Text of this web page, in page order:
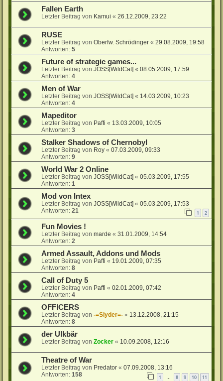
Fallen Earth
Letzter Beitrag von Kamui «26.12.2009, 23:22
RUSE
Letzter Beitrag vonOberfw. Schrödinger «29.08.2009, 19:58
Antworten:5
Future of strategic games...
Letzter Beitrag vonJOSS[WildCat] «08.05.2009, 17:59
Antworten:4
Men of War
Letzter Beitrag vonJOSS[WildCat] « 14.03.2009, 10:23
Antworten:4
Mapeditor
Letzter Beitrag von Paffi « 13.03.2009, 10:05
Antworten:3
Stalker Shadows of Chernobyl
Letzter Beitrag von Roy «07.03.2009, 09:33
Antworten:9
World War 2 Online
Letzter Beitrag vonJOSS[WildCat] «05.03.2009, 17:55
Antworten:1
Mod von Intex
Letzter Beitrag vonJOSS[WildCat] «05.03.2009, 17:53
Antworten:21 1 2
Fun Movies !
Letzter Beitrag vonmarde «31.01.2009, 14:54
Antworten:2
Armed Assault, Addons und Mods
Letzter Beitrag von Paffi « 19.01.2009, 07:35
Antworten:8
Call of Duty 5
Letzter Beitrag von Paffi «02.01.2009, 07:42
Antworten:4
OFFICERS
Letzter Beitrag von-=Slyder=- « 13.12.2008, 21:15
Antworten:8
der Ulkbär
Letzter Beitrag vonZocker « 10.09.2008, 12:16
Theatre of War
Letzter Beitrag von Predator «07.09.2008, 13:16
Antworten:158 1 … 8 9 10 11